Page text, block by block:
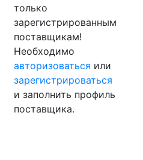
только
зарегистрированным
поставщикам!
Необходимо
авторизоваться или
зарегистрироваться
и заполнить профиль
поставщика.